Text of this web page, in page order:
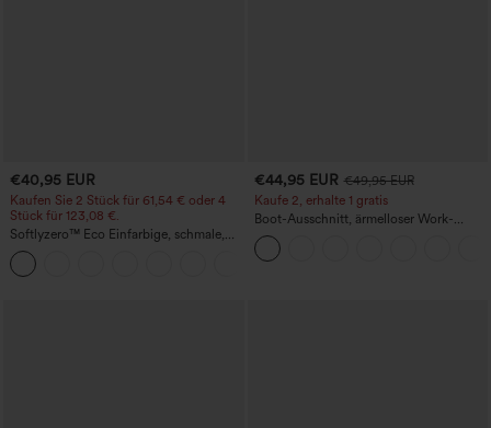
€40,95 EUR
Kaufen Sie 2 Stück für 61,54 € oder 4
Stück für 123,08 €.
Softlyzero™ Eco Einfarbige, schmale,
hoch taillierte Wanderhose mit
mehreren Taschen
€44,95 EUR €49,95 EUR
Kaufe 2, erhalte 1 gratis
Boot-Ausschnitt, ärmelloser Work-
Jumpsuit mit seitlicher Bindung,
kühlender Cool-Touch-Effekt, gestreift
und mit Taschen – Easy Peezy Edition